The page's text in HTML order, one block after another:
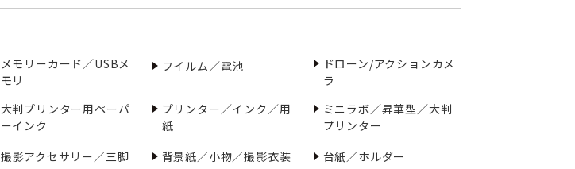
メモリーカード／USBメ
モリ
フイルム／電池
ドローン/アクションカメ
ラ
大判プリンター用ペーパ
ーインク
プリンター／インク／用
紙
ミニラボ／昇華型／大判
プリンター
撮影アクセサリー／三脚 背景紙／小物／撮影衣装 台紙／ホルダー